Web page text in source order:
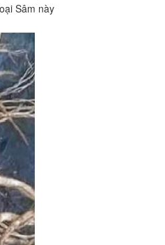
Sâm này